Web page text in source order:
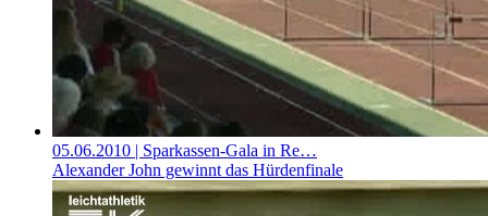
05.06.2010 | Sparkassen-Gala in Re…
Alexander John gewinnt das Hürdenfinale